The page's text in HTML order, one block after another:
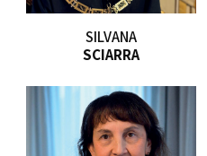
SILVANA
SCIARRA